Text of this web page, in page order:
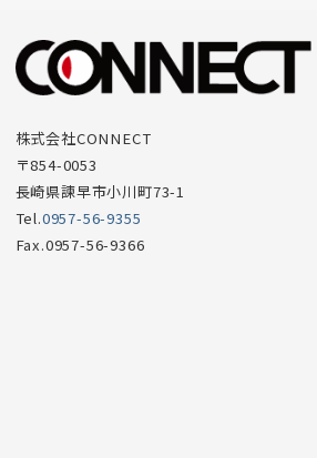
ー
項
株式会社CONNECT
〒854-0053
長崎県諫早市小川町73-1
Tel.0957-56-9355
Fax.0957-56-9366